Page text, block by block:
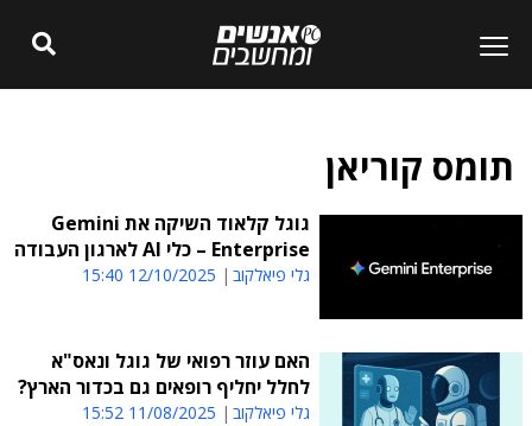
תומס קוריאן
גוגל קלאוד השיקה את Gemini
Enterprise – כלי AI לארגון העבודה
גלי פיאלקוב 12/10/2025 15:40
האם עוזר רפואי של גוגל ונאס"א
לחלל יחליף רופאים גם בכדור הארץ?
גלי פיאלקוב 11/08/2025 15:52